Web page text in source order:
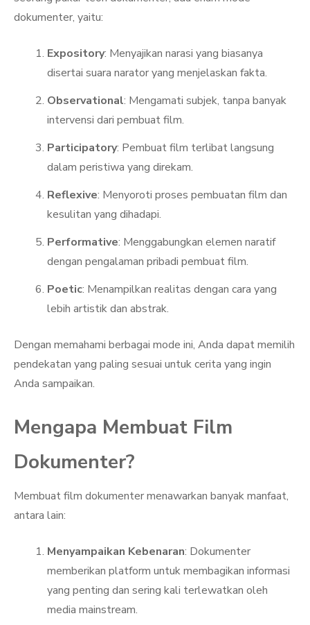
dokumenter, yaitu:
Expository: Menyajikan narasi yang biasanya
disertai suara narator yang menjelaskan fakta.
Observational: Mengamati subjek, tanpa banyak
intervensi dari pembuat film.
Participatory: Pembuat film terlibat langsung
dalam peristiwa yang direkam.
Reflexive: Menyoroti proses pembuatan film dan
kesulitan yang dihadapi.
Performative: Menggabungkan elemen naratif
dengan pengalaman pribadi pembuat film.
Poetic: Menampilkan realitas dengan cara yang
lebih artistik dan abstrak.
Dengan memahami berbagai mode ini, Anda dapat memilih
pendekatan yang paling sesuai untuk cerita yang ingin
Anda sampaikan.
Mengapa Membuat Film
Dokumenter?
Membuat film dokumenter menawarkan banyak manfaat,
antara lain:
Menyampaikan Kebenaran: Dokumenter
memberikan platform untuk membagikan informasi
yang penting dan sering kali terlewatkan oleh
media mainstream.